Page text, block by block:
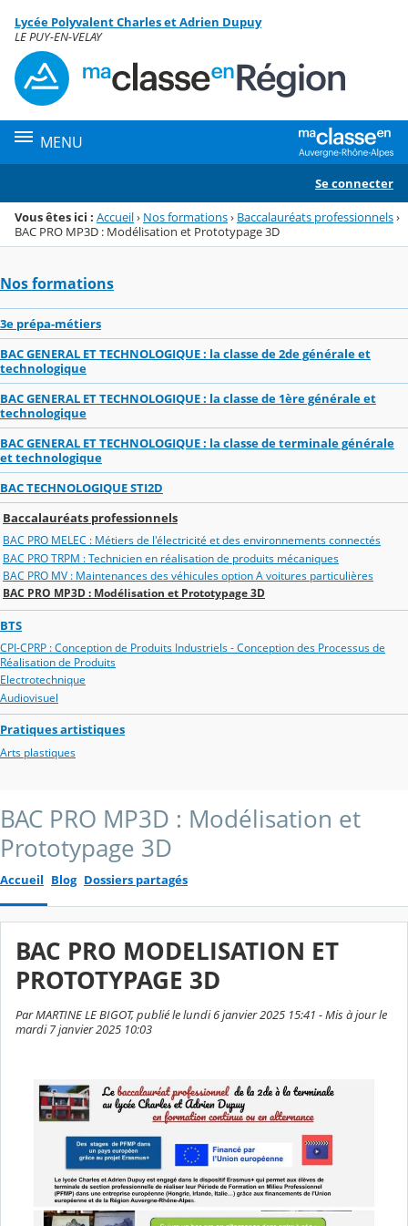
Menu de la rubrique
Contenu
Lycée Polyvalent Charles et Adrien Dupuy
LE PUY-EN-VELAY
MENU
Se connecter
Vous êtes ici : Accueil› Nos formations› Baccalauréats professionnels›
BAC PRO MP3D : Modélisation et Prototypage 3D
Nos formations
3e prépa-métiers
BAC GENERAL ET TECHNOLOGIQUE : la classe de 2de générale et
technologique
BAC GENERAL ET TECHNOLOGIQUE : la classe de 1ère générale et
technologique
BAC GENERAL ET TECHNOLOGIQUE : la classe de terminale générale
et technologique
BAC TECHNOLOGIQUE STI2D
Baccalauréats professionnels
BAC PRO MELEC : Métiers de l'électricité et des environnements connectés
BAC PRO TRPM : Technicien en réalisation de produits mécaniques
BAC PRO MV : Maintenances des véhicules option A voitures particulières
BAC PRO MP3D : Modélisation et Prototypage 3D
BTS
CPI-CPRP : Conception de Produits Industriels - Conception des Processus de
Réalisation de Produits
Electrotechnique
Audiovisuel
Pratiques artistiques
Arts plastiques
BAC PRO MP3D : Modélisation et
Prototypage 3D
Accueil Blog Dossiers partagés
BAC PRO MODELISATION ET
PROTOTYPAGE 3D
Par MARTINE LE BIGOT, publié le lundi 6 janvier 2025 15:41 - Mis à jour le
mardi 7 janvier 2025 10:03